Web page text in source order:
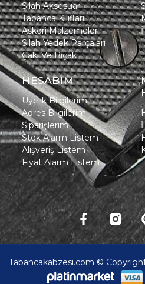
Silah Aksesuar
Tabanca Kılıfları
Askeri Malzemeler
Silah Yedek Parçaları
Çakı Ve Bıçak
HESABIM
Üyelik Bilgilerim
Adres Bilgilerim
Siparişlerim
Stok Alarm Listem
Alışveriş Listem
Fiyat Alarm Listem
Tabancakabzesi.com ©